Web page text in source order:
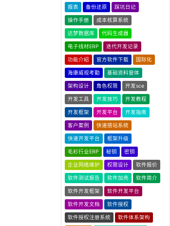
报表 备份还原 踩坑日记
操作手册 成本核算系统
达梦数据库 代码生成器
电子线材ERP 迭代开发记录
功能介绍 官方软件下载 国际化
海康威视考勤 基础资料窗体
架构设计 角色权限 开发sce
开发工具 开发技巧 开发教程
开发框架 开发平台 开发指南
客户案例 快速搭站系统
快速开发平台 框架升级
毛衫行业ERP 秘钥 密钥
企业网络维护 权限设计 软件报价
软件测试报告 软件加壳 软件简介
软件开发框架 软件开发平台
软件开发文档 软件授权
软件授权注册系统 软件体系架构